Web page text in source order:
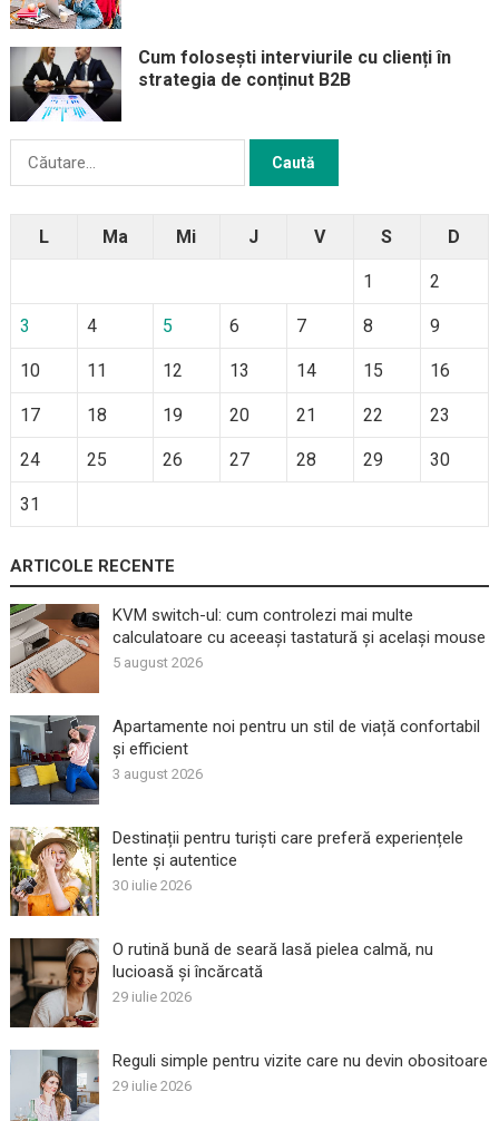
Cum folosești interviurile cu clienți în
strategia de conținut B2B
L Ma Mi J V S D
1 2
3 4 5 6 7 8 9
10 11 12 13 14 15 16
17 18 19 20 21 22 23
24 25 26 27 28 29 30
31
ARTICOLE RECENTE
KVM switch-ul: cum controlezi mai multe
calculatoare cu aceeași tastatură și același mouse
5 august 2026
Apartamente noi pentru un stil de viață confortabil
și efficient
3 august 2026
Destinații pentru turiști care preferă experiențele
lente și autentice
30 iulie 2026
O rutină bună de seară lasă pielea calmă, nu
lucioasă și încărcată
29 iulie 2026
Reguli simple pentru vizite care nu devin obositoare
29 iulie 2026